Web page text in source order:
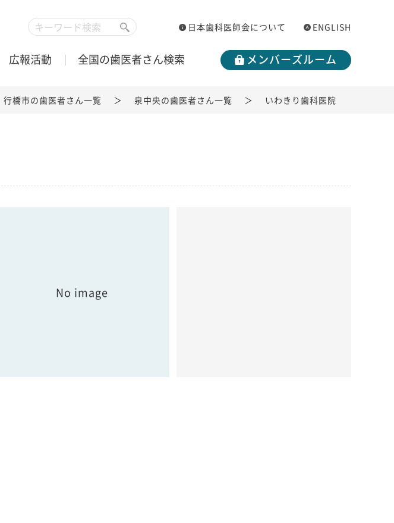
日本歯科医師会について ENGLISH
広報活動 全国の歯医者さん検索 メンバーズルーム
行橋市の歯医者さん一覧 泉中央の歯医者さん一覧 いわきり歯科医院
No image